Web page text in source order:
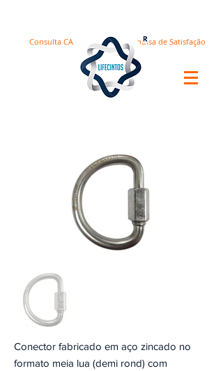
Pesquisa de Satisfação
Consulta CA
Conector fabricado em aço zincado no
formato meia lua (demi rond) com